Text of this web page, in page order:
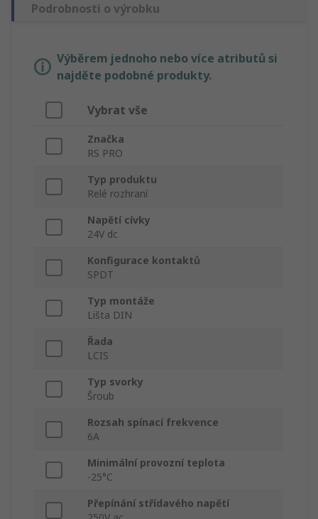
Podrobnosti o výrobku
Výběrem jednoho nebo více atributů si
najděte podobné produkty.
Vybrat vše
Značka
RS PRO
Typ produktu
Relé rozhraní
Napětí cívky
24V dc
Konfigurace kontaktů
SPDT
Typ montáže
Lišta DIN
Řada
LCIS
Typ svorky
Šroub
Rozsah spínací frekvence
6A
Minimální provozní teplota
-25°C
Přepínání střídavého napětí